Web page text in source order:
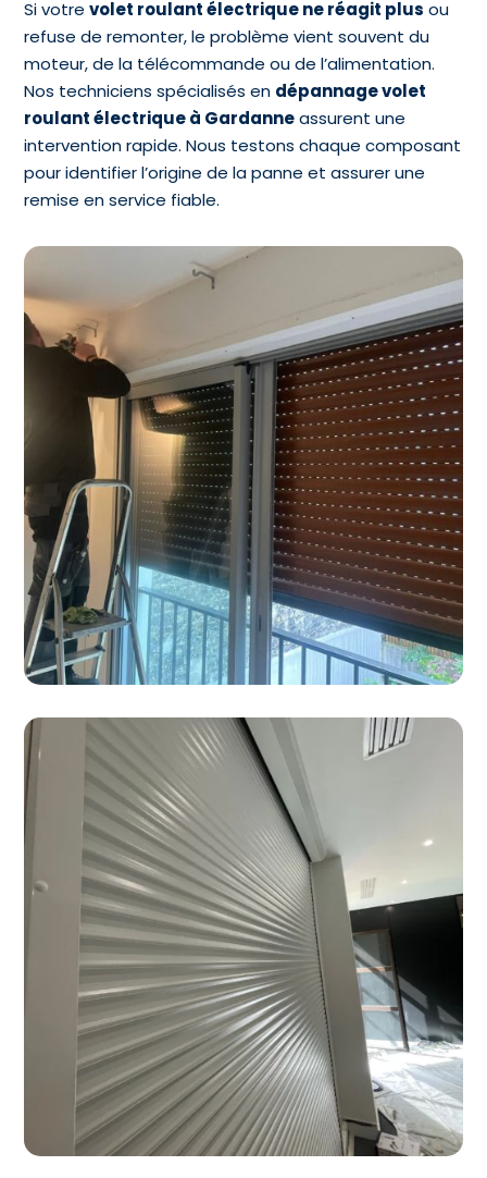
Si votrevolet roulant électrique ne réagit plus ou
refuse de remonter, le problème vient souvent du
moteur, de la télécommande ou de l’alimentation.
Nos techniciens spécialisés en dépannage volet
roulant électrique à Gardanneassurent une
intervention rapide. Nous testons chaque composant
pour identifier l’origine de la panne et assurer une
remise en service fiable.